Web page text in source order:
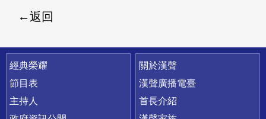
返回
快速連結
經典榮耀
節目表
主持人
關於漢聲
漢聲廣播電臺
首長介紹